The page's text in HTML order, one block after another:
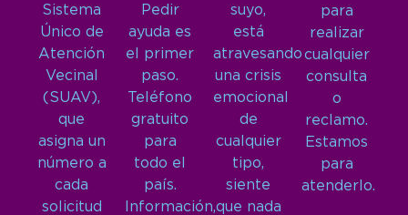
Sistema
Único de
Atención
Vecinal
(SUAV),
que
asigna un
número a
cada
solicitud
Pedir
ayuda es
el primer
paso.
Teléfono
gratuito
para
todo el
país.
Información,
suyo,
está
atravesando
una crisis
emocional
de
cualquier
tipo,
siente
que nada
para
realizar
cualquier
consulta
o
reclamo.
Estamos
para
atenderlo.